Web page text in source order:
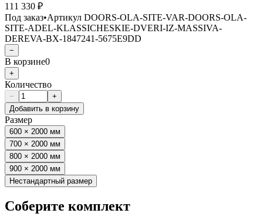
111 330 ₽
Под заказ•Артикул DOORS-OLA-SITE-VAR-DOORS-OLA-
SITE-ADEL-KLASSICHESKIE-DVERI-IZ-MASSIVA-
DEREVA-BX-1847241-5675E9DD
−
В корзине0
+
Количество
−
+
Добавить в корзину
Размер
600 × 2000 мм
700 × 2000 мм
800 × 2000 мм
900 × 2000 мм
Нестандартный размер
Соберите комплект